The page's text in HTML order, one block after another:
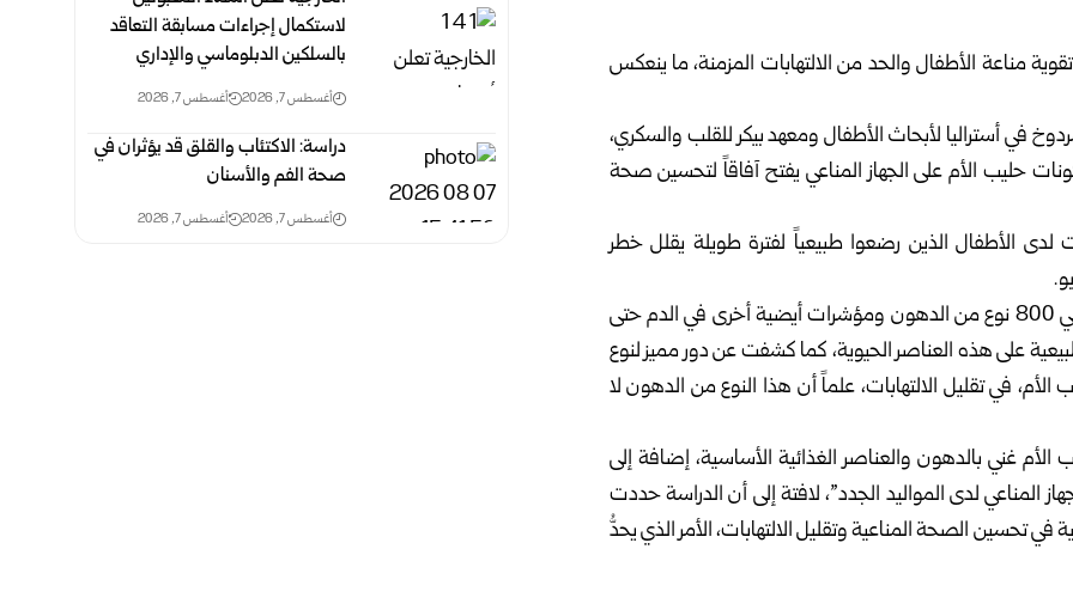
مناعة الأطفال والحد من الالتهابات المزمنة، ما ينعكس
في أستراليا لأبحاث الأطفال ومعهد بيكر للقلب والسكري،
حليب الأم على الجهاز المناعي يفتح آفاقاً لتحسين صحة
الأطفال الذين رضعوا طبيعياً لفترة طويلة يقلل خطر
وحلل الباحثون بيانات نحو 900 رضيع، وتم استعراض حوالي 800 نوع من الدهون ومؤشرات أيضية أخرى في الدم حتى
الطبيعية على هذه العناصر الحيوية، كما كشفت عن دور مميز لنوع
في تقليل الالتهابات، علماً أن هذا النوع من الدهون لا
غني بالدهون والعناصر الغذائية الأساسية، إضافة إلى
المناعي لدى المواليد الجدد”، لافتة إلى أن الدراسة حددت
تحسين الصحة المناعية وتقليل الالتهابات، الأمر الذي يحدُّ
لاستكمال إجراءات مسابقة التعاقد
بالسلكين ‏الدبلوماسي والإداري
أغسطس 7, 2026 أغسطس 7, 2026
دراسة: الاكتئاب والقلق قد يؤثران في
صحة الفم والأسنان
أغسطس 7, 2026 أغسطس 7, 2026